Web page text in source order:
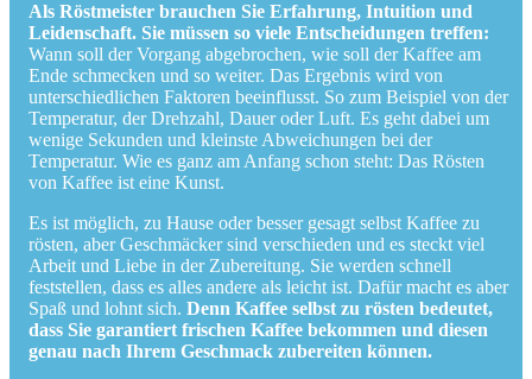
Als Röstmeister brauchen Sie Erfahrung, Intuition und
Leidenschaft. Sie müssen so viele Entscheidungen treffen:
Wann soll der Vorgang abgebrochen, wie soll der Kaffee am
Ende schmecken und so weiter. Das Ergebnis wird von
unterschiedlichen Faktoren beeinflusst. So zum Beispiel von der
Temperatur, der Drehzahl, Dauer oder Luft. Es geht dabei um
wenige Sekunden und kleinste Abweichungen bei der
Temperatur. Wie es ganz am Anfang schon steht: Das Rösten
von Kaffee ist eine Kunst.
Es ist möglich, zu Hause oder besser gesagt selbst Kaffee zu
rösten, aber Geschmäcker sind verschieden und es steckt viel
Arbeit und Liebe in der Zubereitung. Sie werden schnell
feststellen, dass es alles andere als leicht ist. Dafür macht es aber
Spaß und lohnt sich. Denn Kaffee selbst zu rösten bedeutet,
dass Sie garantiert frischen Kaffee bekommen und diesen
genau nach Ihrem Geschmack zubereiten können.